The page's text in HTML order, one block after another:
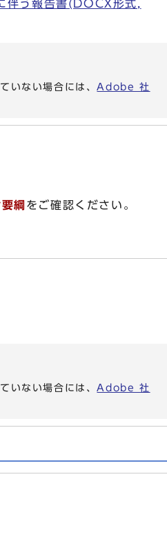
伴う報告書(DOCX形式,
いない場合には、Adobe 社
綱 をご確認ください。
いない場合には、Adobe 社